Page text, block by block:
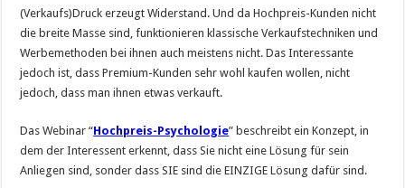
(Verkaufs)Druck erzeugt Widerstand. Und da Hochpreis-Kunden nicht
die breite Masse sind, funktionieren klassische Verkaufstechniken und
Werbemethoden bei ihnen auch meistens nicht. Das Interessante
jedoch ist, dass Premium-Kunden sehr wohl kaufen wollen, nicht
jedoch, dass man ihnen etwas verkauft.
Das Webinar “Hochpreis-Psychologie” beschreibt ein Konzept, in
dem der Interessent erkennt, dass Sie nicht eine Lösung für sein
Anliegen sind, sonder dass SIE sind die EINZIGE Lösung dafür sind.